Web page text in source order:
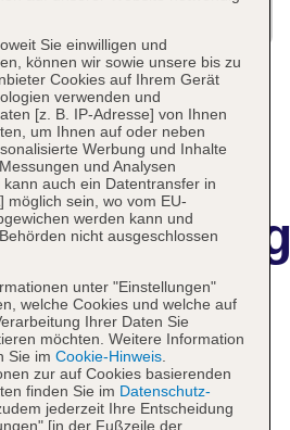
Unterkunft
Sie einwilligen und
können wir sowie unsere bis zu
Cookies auf Ihrem Gerät
verwenden und
[z. B. IP-Adresse] von Ihnen
um Ihnen auf oder neben
Werbung und Inhalte
und Analysen
auch ein Datentransfer in
möglich sein, wo vom EU-
werden kann und
nicht ausgeschlossen
unter "Einstellungen"
welche Cookies und welche auf
Ihrer Daten Sie
möchten. Weitere Information
Sie im Cookie-Hinweis.
zur auf Cookies basierenden
finden Sie im Datenschutz-
jederzeit Ihre Entscheidung
[in der Fußzeile der